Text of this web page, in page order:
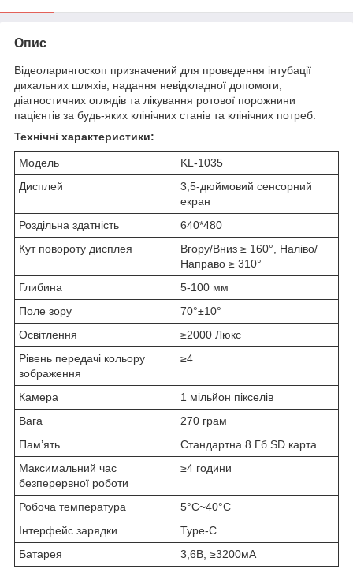
Опис
Відеоларингоскоп призначений для проведення інтубації
дихальних шляхів, надання невідкладної допомоги,
діагностичних оглядів та лікування ротової порожнини
пацієнтів за будь-яких клінічних станів та клінічних потреб.
Технічні характеристики:
Модель
KL-1035
Дисплей
3,5-дюймовий сенсорний
екран
Роздільна здатність
640*480
Кут повороту дисплея
Вгору/Вниз ≥ 160°, Наліво/
Направо ≥ 310°
Глибина
5-100 мм
Поле зору
70°±10°
Освітлення
≥2000 Люкс
Рівень передачі кольору
зображення
≥4
Камера
1 мільйон пікселів
Вага
270 грам
Пам’ять
Стандартна 8 Гб SD карта
Максимальний час
безперервної роботи
≥4 години
Робоча температура
5°C~40°C
Інтерфейс зарядки
Type-C
Батарея
3,6В, ≥3200мА